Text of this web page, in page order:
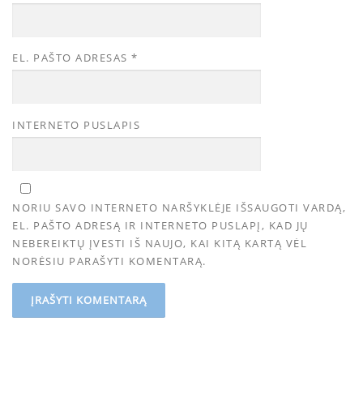
EL. PAŠTO ADRESAS *
INTERNETO PUSLAPIS
NORIU SAVO INTERNETO NARŠYKLĖJE IŠSAUGOTI VARDĄ,
EL. PAŠTO ADRESĄ IR INTERNETO PUSLAPĮ, KAD JŲ
NEBEREIKTŲ ĮVESTI IŠ NAUJO, KAI KITĄ KARTĄ VĖL
NORĖSIU PARAŠYTI KOMENTARĄ.